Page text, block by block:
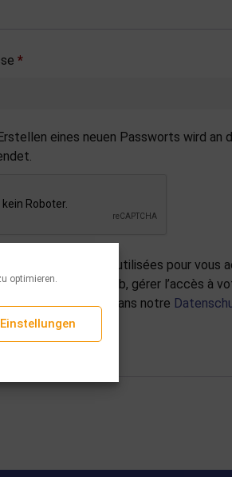
optimieren.
Einstellungen
*
eines neuen Passworts wird an
personnelles seront utilisées pour vous
visite du site web, gérer l’accès à
raisons décrites dans notre